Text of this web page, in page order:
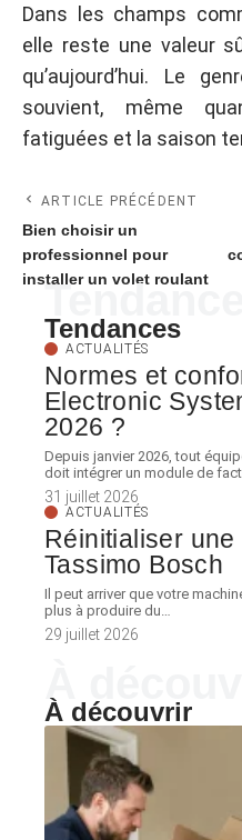
Dans les champs
elle reste une valeur
qu’aujourd’hui. Le
souvient, même
fatiguées et la saison
ARTICLE PRÉCÉDENT
Bien choisir un
professionnel pour
installer un volet roulant
Tendances
ACTUALITÉS
Normes et
Electronic
2026 ?
Depuis janvier 2026, tout
doit intégrer un module de
31 juillet 2026
ACTUALITÉS
Réinitialiser
Tassimo Bosch
Il peut arriver que votre
plus à produire du
29 juillet 2026
À découvrir